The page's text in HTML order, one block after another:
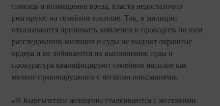
помощь и возмещение вреда, власти недостаточно
реагируют на семейное насилие. Так, в милиции
отказываются принимать заявления и проводить по ним
расследования; милиция и суды не выдают охранные
ордера и не добиваются их выполнения; суды и
прокуратура квалифицируют семейное насилие как
мелкие правонарушения с легкими наказаниями.
«В Кыргызстане женщины сталкиваются с жестокими